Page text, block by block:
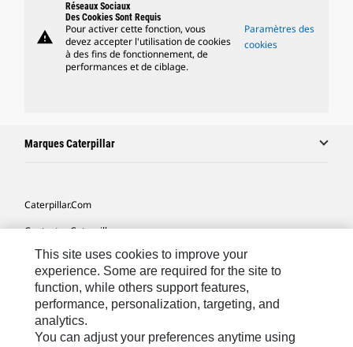
warning
Réseaux Sociaux
Des Cookies Sont Requis
Pour activer cette fonction, vous
devez accepter l'utilisation de cookies
à des fins de fonctionnement, de
performances et de ciblage.
Paramètres des
cookies
Marques Caterpillar
Caterpillar.com
Contacter Caterpillar
Mes Préférences Marketing
Plan Du Site
Cookie Settings
Légales
This site uses cookies to improve your
experience. Some are required for the site to
function, while others support features,
performance, personalization, targeting, and
analytics.
You can adjust your preferences anytime using